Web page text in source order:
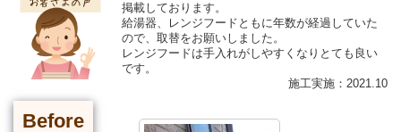
掲載しております。
給湯器、レンジフードともに年数が経過していた
ので、取替をお願いしました。
レンジフードは手入れがしやすくなりとても良い
です。
施工実施：2021.10
Before